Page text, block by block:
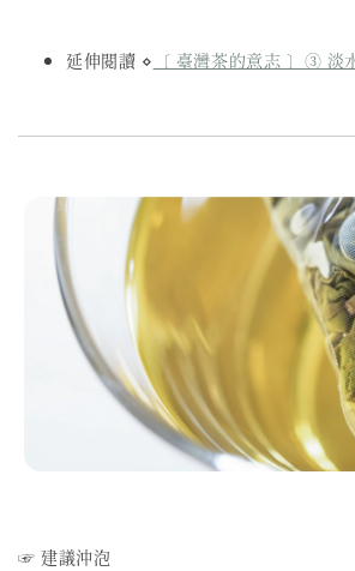
延伸閱讀 ⋄ 〔 臺灣茶的意志 〕③ 淡
☞ 建議沖泡